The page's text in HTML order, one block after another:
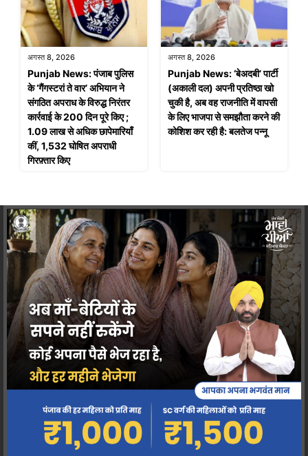
अगस्त 8, 2026
Punjab News: पंजाब पुलिस
के ‘गैंगस्टरां ते वार’ अभियान ने
संगठित अपराध के विरुद्ध निरंतर
कार्रवाई के 200 दिन पूरे किए ;
1.09 लाख से अधिक छापेमारियाँ
कीं, 1,532 घोषित अपराधी
गिरफ़्तार किए
अगस्त 8, 2026
Punjab News: ‘बेअदबी’ पार्टी
(अकाली दल) अपनी प्रतिष्ठा खो
चुकी है, अब वह राजनीति में वापसी
के लिए भाजपा से समझौता करने की
कोशिश कर रही है: बलतेज पन्नू